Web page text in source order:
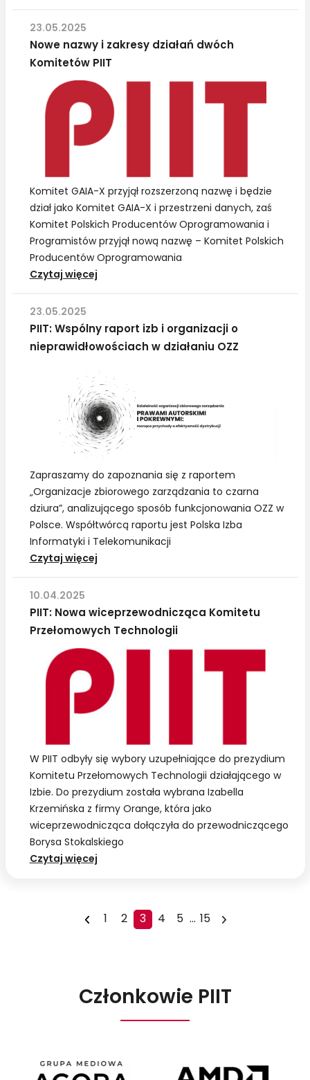
i
telekomunikacyjna
własne
propozycje
dla
reformy
zarządzania
prawami
autorskimi
Nowe nazwy i zakresy działań dwóch
Komitetów PIIT
Komitet GAIA-X przyjął rozszerzoną nazwę i będzie
dział jako Komitet GAIA-X i przestrzeni danych, zaś
Komitet Polskich Producentów Oprogramowania i
Programistów przyjął nową nazwę – Komitet Polskich
Producentów Oprogramowania
Czytaj więcejNowe
zakresy
działań
Komitetów
PIIT
23.05.2025
PIIT: Wspólny raport izb i organizacji o
nieprawidłowościach w działaniu OZZ
Zapraszamy do zapoznania się z raportem
„Organizacje zbiorowego zarządzania to czarna
dziura”, analizującego sposób funkcjonowania OZZ w
Polsce. Współtwórcą raportu jest Polska Izba
Informatyki i Telekomunikacji
Czytaj więcejPIIT:
izb
i
o
nieprawidłowościach
działaniu
23.05.2025
PIIT: Nowa wiceprzewodnicząca Komitetu
Przełomowych Technologii
W PIIT odbyły się wybory uzupełniające do prezydium
Komitetu Przełomowych Technologii działającego w
Izbie. Do prezydium została wybrana Izabella
Krzemińska z firmy Orange, która jako
wiceprzewodnicząca dołączyła do przewodniczącego
Borysa Stokalskiego
Czytaj więcejPIIT:
Komitetu
Przełomowych
10.04.2025
1 2 3 4 5 ... 15
Członkowie PIIT
Agora
Poland